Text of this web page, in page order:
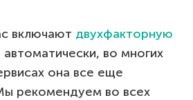
включают двухфакторную
автоматически, во многих
она все еще
рекомендуем во всех